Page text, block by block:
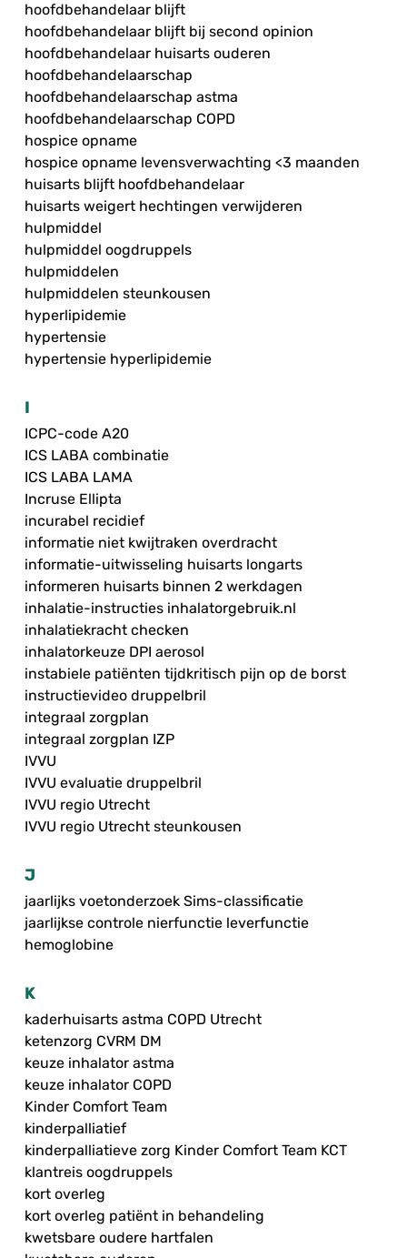
hoofdbehandelaar blijft
hoofdbehandelaar blijft bij second opinion
hoofdbehandelaar huisarts ouderen
hoofdbehandelaarschap
hoofdbehandelaarschap astma
hoofdbehandelaarschap COPD
hospice opname
hospice opname levensverwachting <3 maanden
huisarts blijft hoofdbehandelaar
huisarts weigert hechtingen verwijderen
hulpmiddel
hulpmiddel oogdruppels
hulpmiddelen
hulpmiddelen steunkousen
hyperlipidemie
hypertensie
hypertensie hyperlipidemie
I
ICPC-code A20
ICS LABA combinatie
ICS LABA LAMA
Incruse Ellipta
incurabel recidief
informatie niet kwijtraken overdracht
informatie-uitwisseling huisarts longarts
informeren huisarts binnen 2 werkdagen
inhalatie-instructies inhalatorgebruik.nl
inhalatiekracht checken
inhalatorkeuze DPI aerosol
instabiele patiënten tijdkritisch pijn op de borst
instructievideo druppelbril
integraal zorgplan
integraal zorgplan IZP
IVVU
IVVU evaluatie druppelbril
IVVU regio Utrecht
IVVU regio Utrecht steunkousen
J
jaarlijks voetonderzoek Sims-classificatie
jaarlijkse controle nierfunctie leverfunctie
hemoglobine
K
kaderhuisarts astma COPD Utrecht
ketenzorg CVRM DM
keuze inhalator astma
keuze inhalator COPD
Kinder Comfort Team
kinderpalliatief
kinderpalliatieve zorg Kinder Comfort Team KCT
klantreis oogdruppels
kort overleg
kort overleg patiënt in behandeling
kwetsbare oudere hartfalen